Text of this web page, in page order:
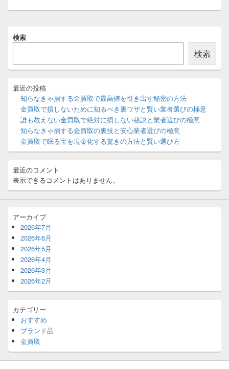
稿:
イ
イ
バ
ト
リ
ア
検索
検索
最近の投稿
知らなきゃ損する金買取で最高値を引き出す秘密の方法
金買取で損しないために知るべき裏ワザと賢い業者選びの極意
誰も教えない金買取で絶対に損しない秘訣と業者選びの極意
知らなきゃ損する金買取の裏技と安心業者選びの極意
金買取で眠る宝を現金化する驚きの方法と賢い選び方
最近のコメント
表示できるコメントはありません。
アーカイブ
2026年7月
2026年6月
2026年5月
2026年4月
2026年3月
2026年2月
カテゴリー
おすすめ
ブランド品
金買取